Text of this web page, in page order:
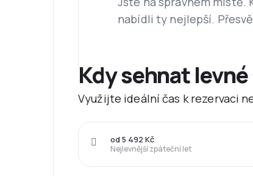
nabídli ty nejlepší.
Kdy sehnat
Využijte ideální čas k rezervaci
Nejlevnější zpáteční let
od 5 492 Kč